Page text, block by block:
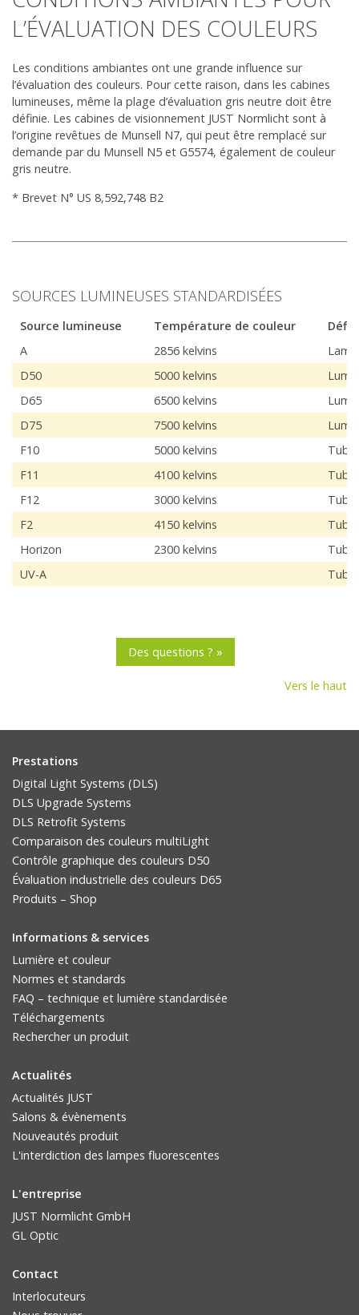
L’ÉVALUATION DES COULEURS
Les conditions ambiantes ont une grande influence sur
l’évaluation des couleurs. Pour cette raison, dans les cabines
lumineuses, même la plage d’évaluation gris neutre doit être
définie. Les cabines de visionnement JUST Normlicht sont à
l’origine revêtues de Munsell N7, qui peut être remplacé sur
demande par du Munsell N5 et G5574, également de couleur
gris neutre.
* Brevet N° US 8,592,748 B2
SOURCES LUMINEUSES STANDARDISÉES
Source lumineuse Température de couleur
A
2856 kelvins
D50
5000 kelvins
D65
6500 kelvins
D75
7500 kelvins
F10
5000 kelvins
Tube
F11
4100 kelvins
F12
3000 kelvins
F2
4150 kelvins
Horizon
2300 kelvins
UV-A
Des questions ? »
Vers le haut
Prestations
Digital Light Systems (DLS)
DLS Upgrade Systems
DLS Retrofit Systems
Comparaison des couleurs multiLight
Contrôle graphique des couleurs D50
Évaluation industrielle des couleurs D65
Produits – Shop
Informations & services
Lumière et couleur
Normes et standards
FAQ – technique et lumière standardisée
Téléchargements
Rechercher un produit
Actualités
Actualités JUST
Salons & évènements
Nouveautés produit
L'interdiction des lampes fluorescentes
L'entreprise
JUST Normlicht GmbH
GL Optic
Contact
Interlocuteurs